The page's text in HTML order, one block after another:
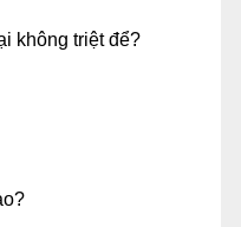
không triệt để?